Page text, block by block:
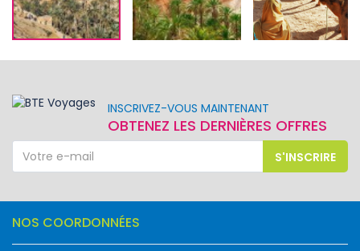
INSCRIVEZ-VOUS MAINTENANT
OBTENEZ LES DERNIÈRES OFFRES
S'INSCRIRE
NOS COORDONNÉES